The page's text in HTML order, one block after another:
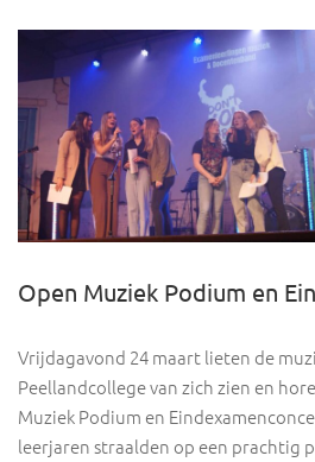
Open Muziek Podium en
Vrijdagavond 24 maart lieten de
Peellandcollege van zich zien en
Muziek Podium en
leerjaren straalden op een prachtig